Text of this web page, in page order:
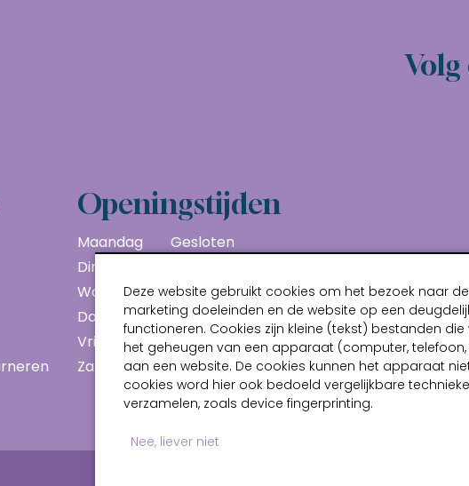
Volg
Openingstijden
Maandag
Gesloten
Dinsdag
Woensdag
10:00 - 17:00
Donderdag
10:00 - 17:00
Vrijdag
10:00 - 17:00
Zaterdag
10:00 - 17:00
Deze website gebruikt cookies om het bezoek naar
marketing doeleinden en de website op een
functioneren. Cookies zijn kleine (tekst) bestanden
het geheugen van een apparaat (computer,
aan een website. De cookies kunnen het apparaat
cookies word hier ook bedoeld vergelijkbare
verzamelen, zoals device fingerprinting.
Nee, liever niet